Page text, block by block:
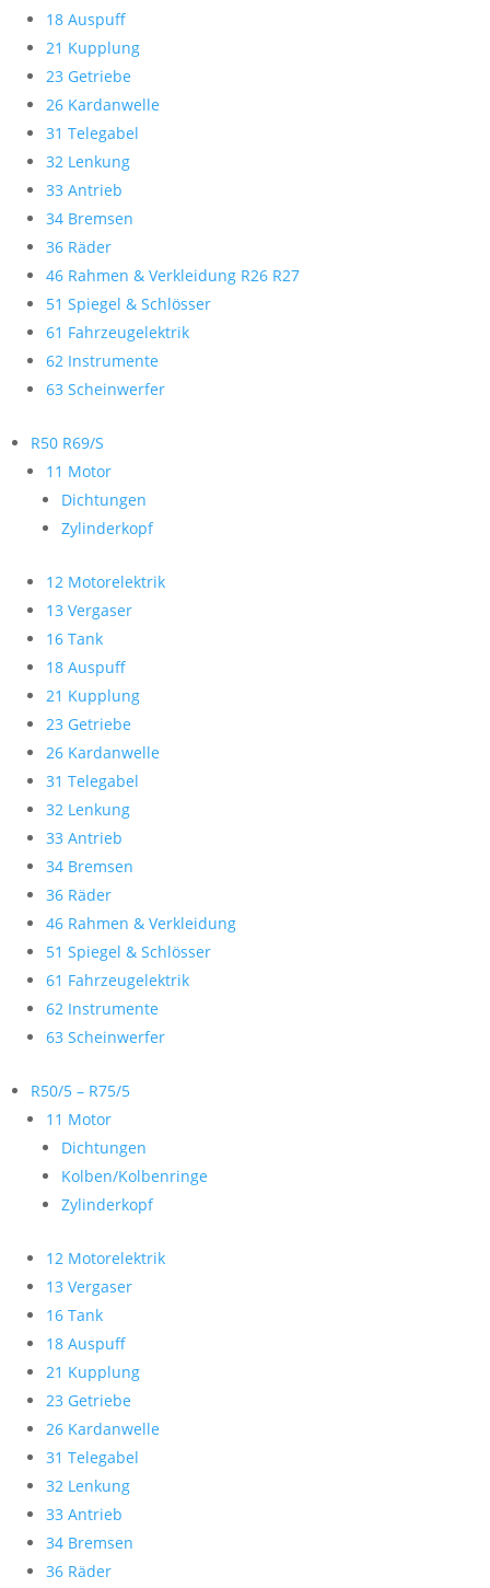
18 Auspuff
21 Kupplung
23 Getriebe
26 Kardanwelle
31 Telegabel
32 Lenkung
33 Antrieb
34 Bremsen
36 Räder
46 Rahmen & Verkleidung R26 R27
51 Spiegel & Schlösser
61 Fahrzeugelektrik
62 Instrumente
63 Scheinwerfer
R50 R69/S
11 Motor
Dichtungen
Zylinderkopf
12 Motorelektrik
13 Vergaser
16 Tank
18 Auspuff
21 Kupplung
23 Getriebe
26 Kardanwelle
31 Telegabel
32 Lenkung
33 Antrieb
34 Bremsen
36 Räder
46 Rahmen & Verkleidung
51 Spiegel & Schlösser
61 Fahrzeugelektrik
62 Instrumente
63 Scheinwerfer
R50/5 – R75/5
11 Motor
Dichtungen
Kolben/Kolbenringe
Zylinderkopf
12 Motorelektrik
13 Vergaser
16 Tank
18 Auspuff
21 Kupplung
23 Getriebe
26 Kardanwelle
31 Telegabel
32 Lenkung
33 Antrieb
34 Bremsen
36 Räder